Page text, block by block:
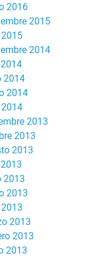
2016
2015
2014
2014
2014
2013
2013
2013
2013
2013
2013
2013
2013